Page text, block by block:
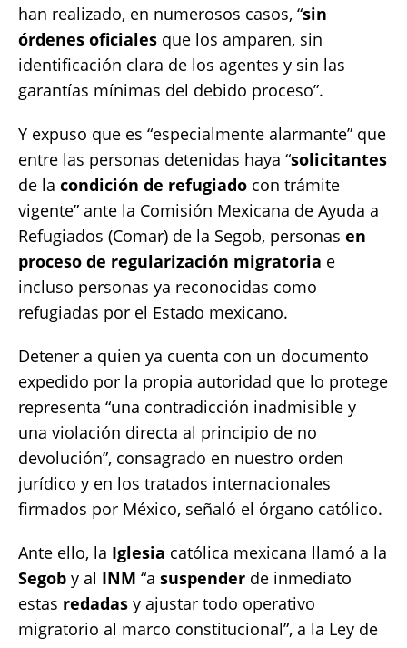
han realizado, en numerosos casos, “sin
órdenes oficiales que los amparen, sin
identificación clara de los agentes y sin las
garantías mínimas del debido proceso”.
Y expuso que es “especialmente alarmante” que
entre las personas detenidas haya “solicitantes
de la condición de refugiado con trámite
vigente” ante la Comisión Mexicana de Ayuda a
Refugiados (Comar) de la Segob, personas en
proceso de regularización migratoria e
incluso personas ya reconocidas como
refugiadas por el Estado mexicano.
Detener a quien ya cuenta con un documento
expedido por la propia autoridad que lo protege
representa “una contradicción inadmisible y
una violación directa al principio de no
devolución”, consagrado en nuestro orden
jurídico y en los tratados internacionales
firmados por México, señaló el órgano católico.
Ante ello, la Iglesia católica mexicana llamó a la
Segob y al INM “a suspender de inmediato
estas redadas y ajustar todo operativo
migratorio al marco constitucional”, a la Ley de